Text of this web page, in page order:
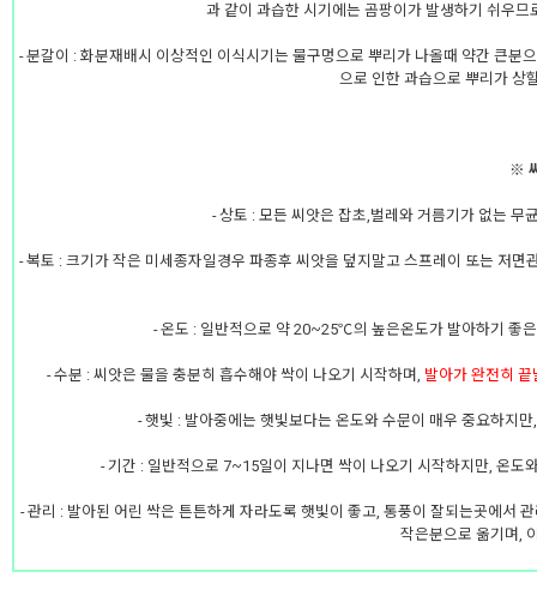
과 같이 과습한 시기에는 곰팡이가 발생하기 쉬우
- 분갈이 : 화분재배시 이상적인 이식시기는 물구멍으로 뿌리가 나올때 약간 큰
으로 인한 과습으로 뿌리가 상
※
- 상토 : 모든 씨앗은 잡초,벌레와 거름기가 없는
- 복토 : 크기가 작은 미세종자일경우 파종후 씨앗을 덮지말고 스프레이 또는 저
- 온도 : 일반적으로 약 20~25℃의 높은온도가 발아하기 좋
- 수분 : 씨앗은 물을 충분히 흡수해야 싹이 나오기 시작하며, 발아가 완전히
- 햇빛 : 발아중에는 햇빛보다는 온도와 수문이 매우 중요하지
- 기간 : 일반적으로 7~15일이 지나면 싹이 나오기 시작하지만, 온
- 관리 : 발아된 어린 싹은 튼튼하게 자라도록 햇빛이 좋고, 통풍이 잘되는곳에서
작은분으로 옮기며,